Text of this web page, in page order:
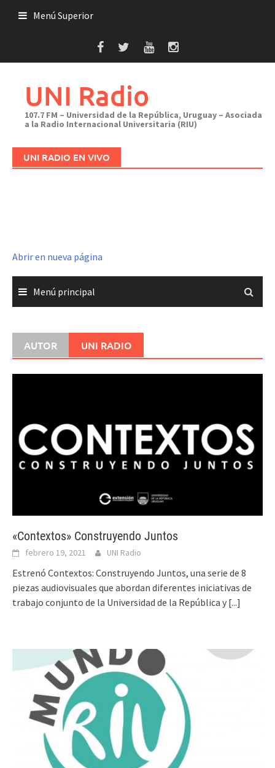
Menú Superior
UNI Radio
107.7 FM – Universidad de la República, Uruguay – Asociada
a la Radio Internacional Universitaria (RIU)
UNI RADIO EN VIVO
Abrir en nueva página
Menú principal
AUTOR UNI RADIO
«Contextos» Construyendo Juntos
febrero 19, 2021 UNI Radio
Estrenó Contextos: Construyendo Juntos, una serie de 8
piezas audiovisuales que abordan diferentes iniciativas de
trabajo conjunto de la Universidad de la República y [...]